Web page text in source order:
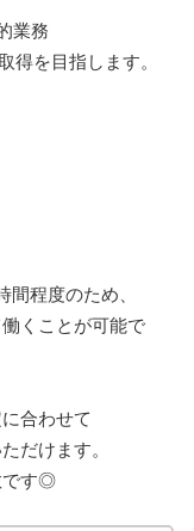
業務
得を目指します。
程度のため、
くことが可能で
合わせて
だけます。
です◎